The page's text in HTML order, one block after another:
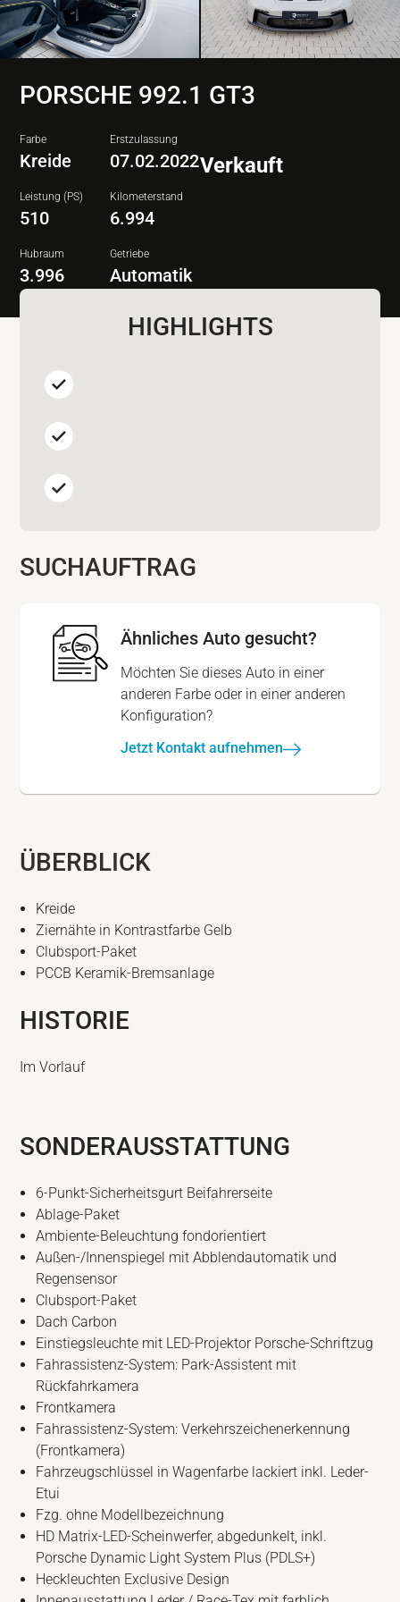
PORSCHE 992.1 GT3
Farbe
Kreide
Leistung (PS)
510
Hubraum
3.996
Erstzulassung
07.02.2022
Kilometerstand
6.994
Getriebe
Automatik
Verkauft
HIGHLIGHTS
SUCHAUFTRAG
Ähnliches Auto gesucht?
Möchten Sie dieses Auto in einer
anderen Farbe oder in einer anderen
Konfiguration?
Jetzt Kontakt aufnehmen
ÜBERBLICK
Kreide
Ziernähte in Kontrastfarbe Gelb
Clubsport-Paket
PCCB Keramik-Bremsanlage
HISTORIE
Im Vorlauf
SONDERAUSSTATTUNG
6-Punkt-Sicherheitsgurt Beifahrerseite
Ablage-Paket
Ambiente-Beleuchtung fondorientiert
Außen-/Innenspiegel mit Abblendautomatik und
Regensensor
Clubsport-Paket
Dach Carbon
Einstiegsleuchte mit LED-Projektor Porsche-Schriftzug
Fahrassistenz-System: Park-Assistent mit
Rückfahrkamera
Frontkamera
Fahrassistenz-System: Verkehrszeichenerkennung
(Frontkamera)
Fahrzeugschlüssel in Wagenfarbe lackiert inkl. Leder-
Etui
Fzg. ohne Modellbezeichnung
HD Matrix-LED-Scheinwerfer, abgedunkelt, inkl.
Porsche Dynamic Light System Plus (PDLS+)
Heckleuchten Exclusive Design